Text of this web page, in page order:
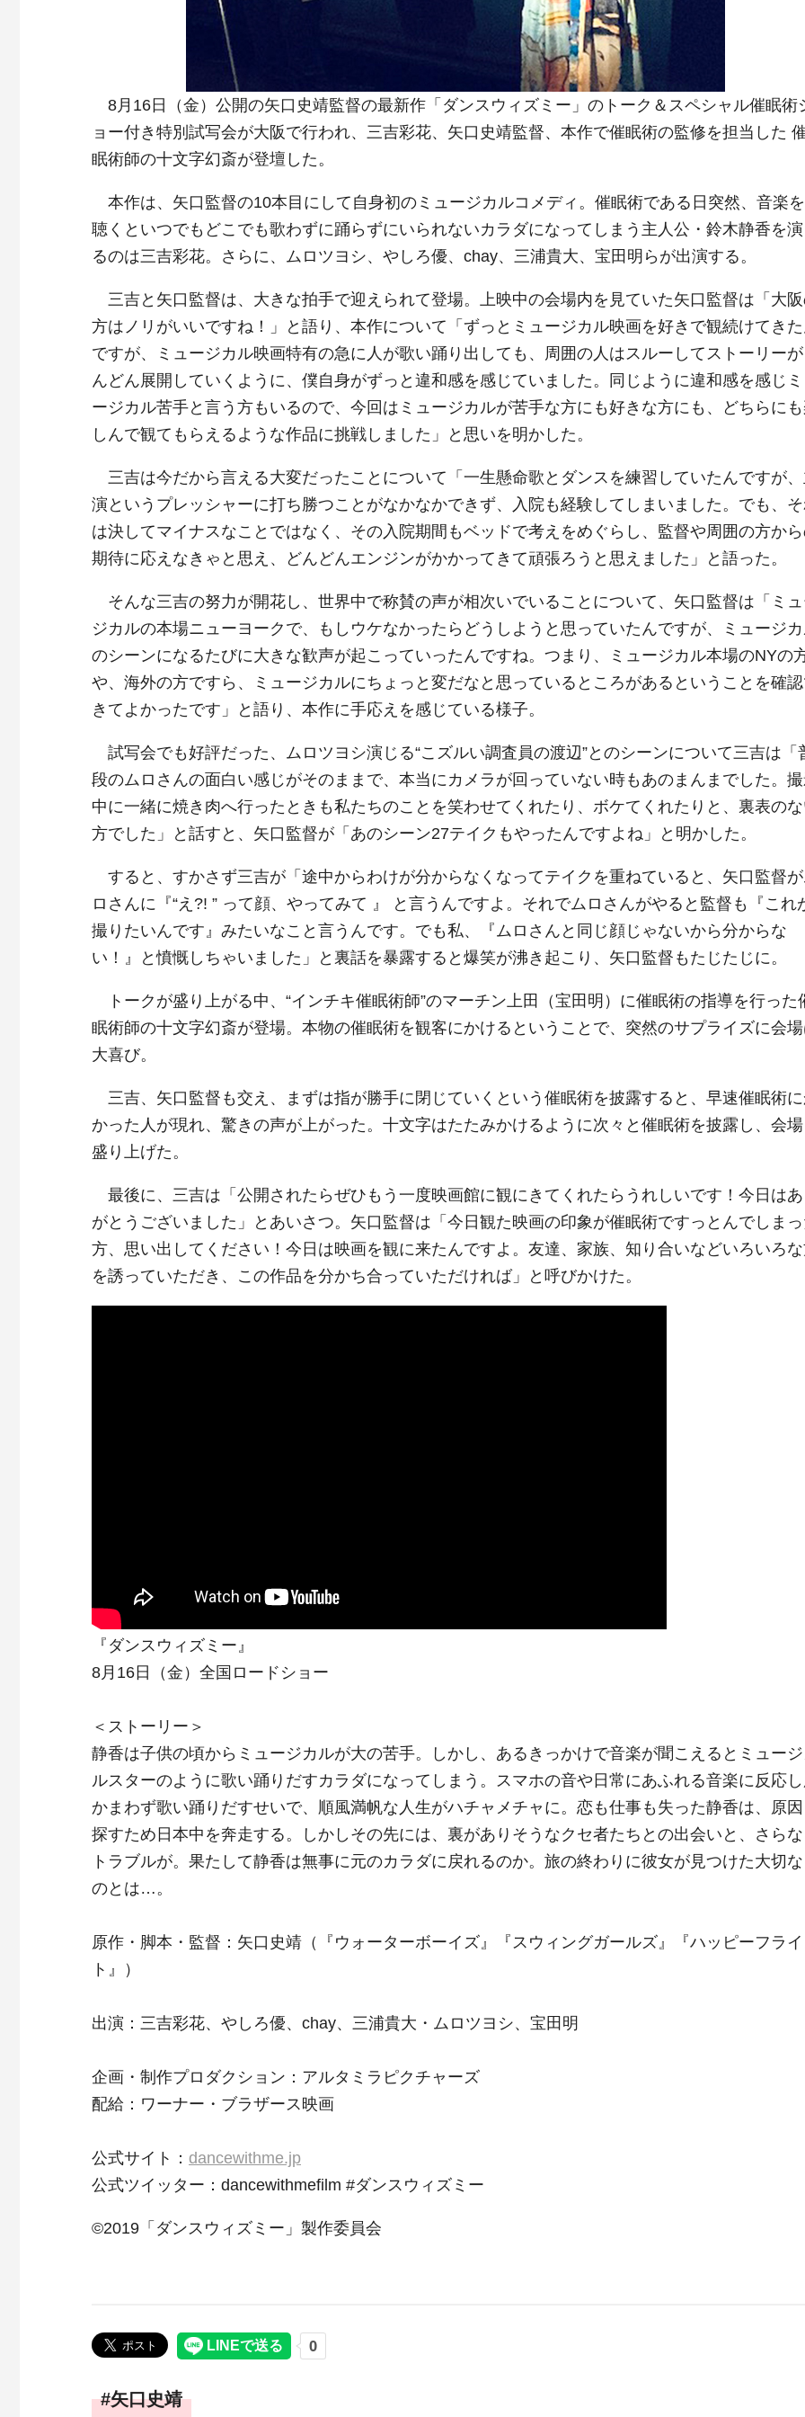
8月16日（金）公開の矢口史靖監督の最新作「ダンスウィズミー」のトーク＆スペシャル催眠術
ョー付き特別試写会が大阪で行われ、三吉彩花、矢口史靖監督、本作で催眠術の監修を担当した
眠術師の十文字幻斎が登壇した。
本作は、矢口監督の10本目にして自身初のミュージカルコメディ。催眠術である日突然、音楽を
聴くといつでもどこでも歌わずに踊らずにいられないカラダになってしまう主人公・鈴木静香を
るのは三吉彩花。さらに、ムロツヨシ、やしろ優、chay、三浦貴大、宝田明らが出演する。
三吉と矢口監督は、大きな拍手で迎えられて登場。上映中の会場内を見ていた矢口監督は「大
方はノリがいいですね！」と語り、本作について「ずっとミュージカル映画を好きで観続けてき
ですが、ミュージカル映画特有の急に人が歌い踊り出しても、周囲の人はスルーしてストーリー
んどん展開していくように、僕自身がずっと違和感を感じていました。同じように違和感を感じ
ージカル苦手と言う方もいるので、今回はミュージカルが苦手な方にも好きな方にも、どちらに
しんで観てもらえるような作品に挑戦しました」と思いを明かした。
三吉は今だから言える大変だったことについて「一生懸命歌とダンスを練習していたんですが
演というプレッシャーに打ち勝つことがなかなかできず、入院も経験してしまいました。でも、
は決してマイナスなことではなく、その入院期間もベッドで考えをめぐらし、監督や周囲の方か
期待に応えなきゃと思え、どんどんエンジンがかかってきて頑張ろうと思えました」と語った。
そんな三吉の努力が開花し、世界中で称賛の声が相次いでいることについて、矢口監督は「ミ
ジカルの本場ニューヨークで、もしウケなかったらどうしようと思っていたんですが、ミュージ
のシーンになるたびに大きな歓声が起こっていったんですね。つまり、ミュージカル本場のNYの
や、海外の方ですら、ミュージカルにちょっと変だなと思っているところがあるということを確
きてよかったです」と語り、本作に手応えを感じている様子。
試写会でも好評だった、ムロツヨシ演じる“こズルい調査員の渡辺”とのシーンについて三吉は「
段のムロさんの面白い感じがそのままで、本当にカメラが回っていない時もあのまんまでした。
中に一緒に焼き肉へ行ったときも私たちのことを笑わせてくれたり、ボケてくれたりと、裏表の
方でした」と話すと、矢口監督が「あのシーン27テイクもやったんですよね」と明かした。
すると、すかさず三吉が「途中からわけが分からなくなってテイクを重ねていると、矢口監督
ロさんに『“え?! ” って顔、やってみて 』 と言うんですよ。それでムロさんがやると監督も『これ
撮りたいんです』みたいなこと言うんです。でも私、『ムロさんと同じ顔じゃないから分からな
い！』と憤慨しちゃいました」と裏話を暴露すると爆笑が沸き起こり、矢口監督もたじたじに。
トークが盛り上がる中、“インチキ催眠術師”のマーチン上田（宝田明）に催眠術の指導を行った
眠術師の十文字幻斎が登場。本物の催眠術を観客にかけるということで、突然のサプライズに会
大喜び。
三吉、矢口監督も交え、まずは指が勝手に閉じていくという催眠術を披露すると、早速催眠術
かった人が現れ、驚きの声が上がった。十文字はたたみかけるように次々と催眠術を披露し、会
盛り上げた。
最後に、三吉は「公開されたらぜひもう一度映画館に観にきてくれたらうれしいです！今日は
がとうございました」とあいさつ。矢口監督は「今日観た映画の印象が催眠術ですっとんでしま
方、思い出してください！今日は映画を観に来たんですよ。友達、家族、知り合いなどいろいろ
を誘っていただき、この作品を分かち合っていただければ」と呼びかけた。
『ダンスウィズミー』
8月16日（金）全国ロードショー
＜ストーリー＞
静香は子供の頃からミュージカルが大の苦手。しかし、あるきっかけで音楽が聞こえるとミュー
ルスターのように歌い踊りだすカラダになってしまう。スマホの音や日常にあふれる音楽に反応
かまわず歌い踊りだすせいで、順風満帆な人生がハチャメチャに。恋も仕事も失った静香は、原
探すため日本中を奔走する。しかしその先には、裏がありそうなクセ者たちとの出会いと、さら
トラブルが。果たして静香は無事に元のカラダに戻れるのか。旅の終わりに彼女が見つけた大切
のとは…。
原作・脚本・監督：矢口史靖（『ウォーターボーイズ』『スウィングガールズ』『ハッピーフライ
ト』）
出演：三吉彩花、やしろ優、chay、三浦貴大・ムロツヨシ、宝田明
企画・制作プロダクション：アルタミラピクチャーズ
配給：ワーナー・ブラザース映画
公式サイト： dancewithme.jp
公式ツイッター：dancewithmefilm #ダンスウィズミー
©2019「ダンスウィズミー」製作委員会
矢口史靖